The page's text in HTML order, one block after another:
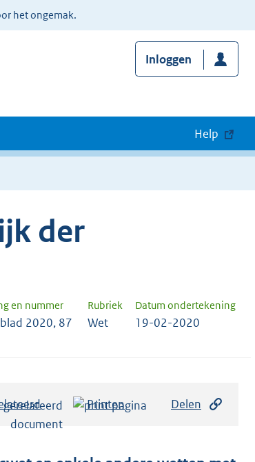
het ongemak.
Inloggen
Help
der
en nummer Rubriek Datum ondertekening
2020, 87 Wet 19-02-2020
Printen Delen